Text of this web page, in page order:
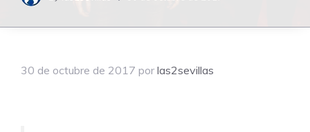
30 de octubre de 2017 por las2sevillas